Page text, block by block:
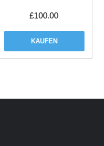
£100.00
KAUFEN